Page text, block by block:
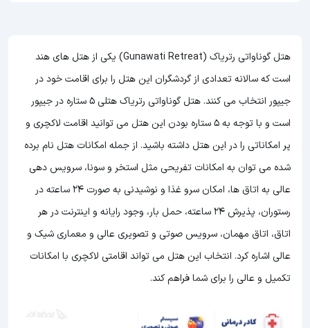
هتل گوناواتی رتریاک (Gunawati Retreat) یکی از هتل های هند
است که سالانه تعدادی از گردشگران این هتل را برای اقامت خود در
جیپور انتخاب می کنند. هتل گوناواتی رتریاک هتلی 5 ستاره در جیپور
است و با توجه به 5 ستاره بودن این هتل
می توانید اقامت لاکچری و
پر امکاناتی را در این هتل داشته باشید. از جمله امکانات هتل نام برده
شده می توان به امکانات تفریحی مثل استخر و سونا، سرویس دهی
عالی به اتاق ها، امکان سرو غذا و نوشیدنی به صورت 24 ساعته در
رستوران، پذیرش 24 ساعته، حمل بار، وجود رایانه و اینترنت در هر
اتاق، اتاق مهمان، سرویس صوتی و تصویری عالی و معماری شیک و
عالی اشاره کرد. انتخاب این هتل می تواند اقامتی لاکچری با امکانات
تکمیل و عالی را برای شما فراهم کند.